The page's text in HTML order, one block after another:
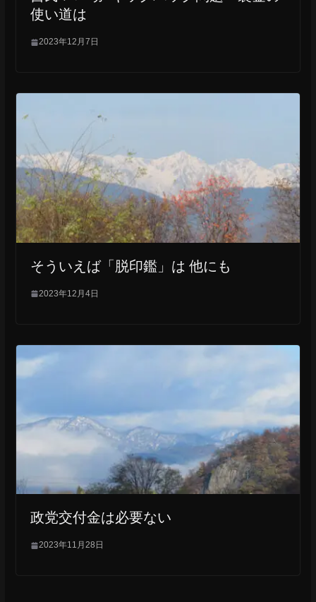
使い道は
2023年12月7日
そういえば「脱印鑑」は 他にも
2023年12月4日
政党交付金は必要ない
2023年11月28日